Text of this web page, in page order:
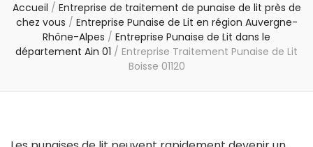
Accueil / Entreprise de traitement de punaise de lit près de
chez vous / Entreprise Punaise de Lit en région Auvergne-
Rhône-Alpes / Entreprise Punaise de Lit dans le
département Ain 01 / Entreprise Traitement Punaise de Lit
Boisse 01120